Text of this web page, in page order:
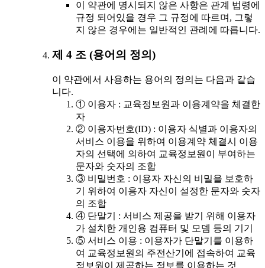
이 약관에 명시되지 않은 사항은 관계 법령에
규정 되어있을 경우 그 규정에 따르며, 그렇
지 않은 경우에는 일반적인 관례에 따릅니다.
제 4 조 (용어의 정의)
이 약관에서 사용하는 용어의 정의는 다음과 같습
니다.
① 이용자 : 교육정보원과 이용계약을 체결한
자
② 이용자번호(ID) : 이용자 식별과 이용자의
서비스 이용을 위하여 이용계약 체결시 이용
자의 선택에 의하여 교육정보원이 부여하는
문자와 숫자의 조합
③ 비밀번호 : 이용자 자신의 비밀을 보호하
기 위하여 이용자 자신이 설정한 문자와 숫자
의 조합
④ 단말기 : 서비스 제공을 받기 위해 이용자
가 설치한 개인용 컴퓨터 및 모뎀 등의 기기
⑤ 서비스 이용 : 이용자가 단말기를 이용하
여 교육정보원의 주전산기에 접속하여 교육
정보원이 제공하는 정보를 이용하는 것